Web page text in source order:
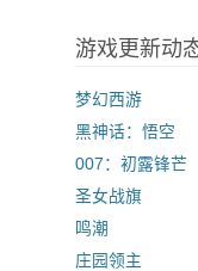
游戏更新动
梦幻西游
黑神话：悟空
007：初露锋芒
圣女战旗
鸣潮
庄园领主